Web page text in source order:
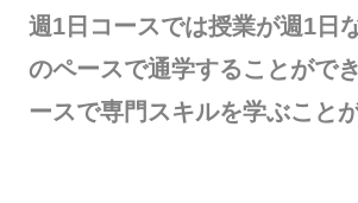
週1⽇コースでは授業が週1⽇
のペースで通学することがで
ースで専⾨スキルを学ぶこと